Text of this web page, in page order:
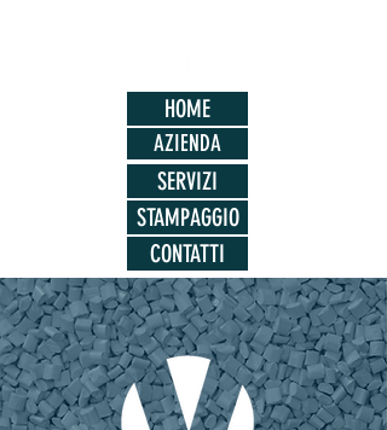
HOME
AZIENDA
SERVIZI
STAMPAGGIO
CONTATTI